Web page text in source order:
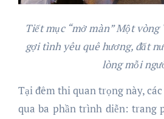
Tiết mục “mở màn” Một
gợi tình yêu quê hương, đất
lòng mỗi
Tại đêm thi quan trọng này,
qua ba phần trình diễn: trang